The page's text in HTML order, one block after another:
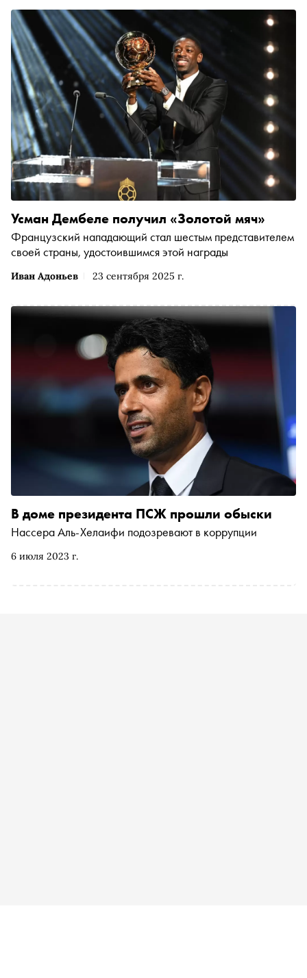
Иван Адоньев 23 сентября 2025 г.
Усман Дембеле получил «Золотой мяч»
Французский нападающий стал шестым представителем
своей страны, удостоившимся этой награды
6 июля 2023 г.
В доме президента ПСЖ прошли обыски
Нассера Аль-Хелаифи подозревают в коррупции